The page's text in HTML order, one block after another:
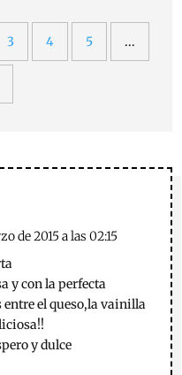
3 4 5 ...
de 2015 a las 02:15
y con la perfecta
el queso,la vainilla
y dulce